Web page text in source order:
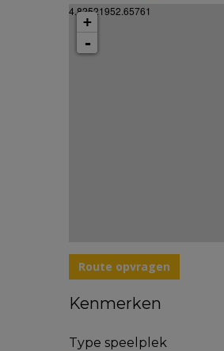
4.82521952.65761
+
-
Route opvragen
Kenmerken
Type speelplek